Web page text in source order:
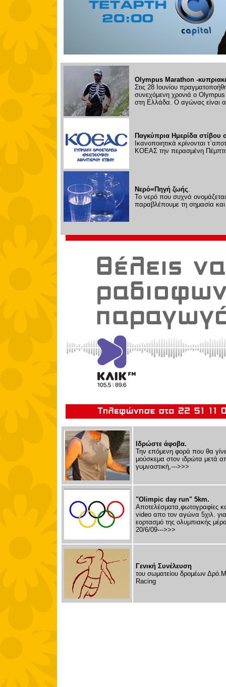
Olympus Marathon -
Στις 28 Ιουνίου
συνεχόμενη χρονιά ο
στη Ελλάδα. Ο αγώνας είναι
Παγκύπρια Ημερίδα στίβου
Ικανοποιητικά κρίνονται
ΚΟΕΑΣ την περασμένη
Νερό=Πηγή ζωής.
Το νερό που συχνά ονομάζεται
παραβλέπουμε τη σημασία
Ιδρώστε άφοβα.
Την επόμενη φορά που θα
μούσκεμα στον ιδρώτα μετά
γυμναστική,--->>>
"Olimpic day run" 5km.
Αποτελέσματα,φωτογραφίες
video απο τον αγώνα 5χιλ.
εορτασμό της ολυμπιακής
20/6/09--->>>
Γενική Συνέλευση
του σωματείου δρομέων
Racing